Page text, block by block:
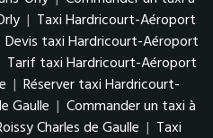
| Taxi Hardricourt-Aéroport
Devis taxi Hardricourt-Aéroport
Tarif taxi Hardricourt-Aéroport
| Réserver taxi Hardricourt-
Gaulle | Commander un taxi à
Charles de Gaulle | Taxi